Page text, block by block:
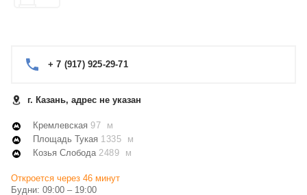
+ 7 (917) 925-29-71
г. Казань, адрес не указан
Кремлевская 97 м
Площадь Тукая 1335 м
Козья Слобода2489 м
Откроется через 46 минут
Будни: 09:00 – 19:00